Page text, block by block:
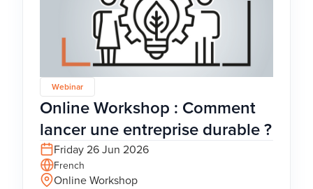
Webinar
Online Workshop : Comment
lancer une entreprise durable ?
Friday 26 Jun 2026
French
Online Workshop